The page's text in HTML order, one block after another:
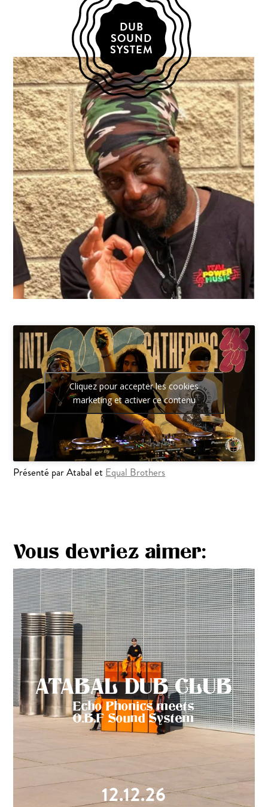
DUB
SOUND
SYSTEM
Cliquez pour accepter les cookies
marketing et activer ce contenu
Présenté par Atabal et Equal Brothers
Vous devriez aimer:
ATABAL DUB CLUB
Echo Phonics meets
O.B.F Sound System
12.12.26